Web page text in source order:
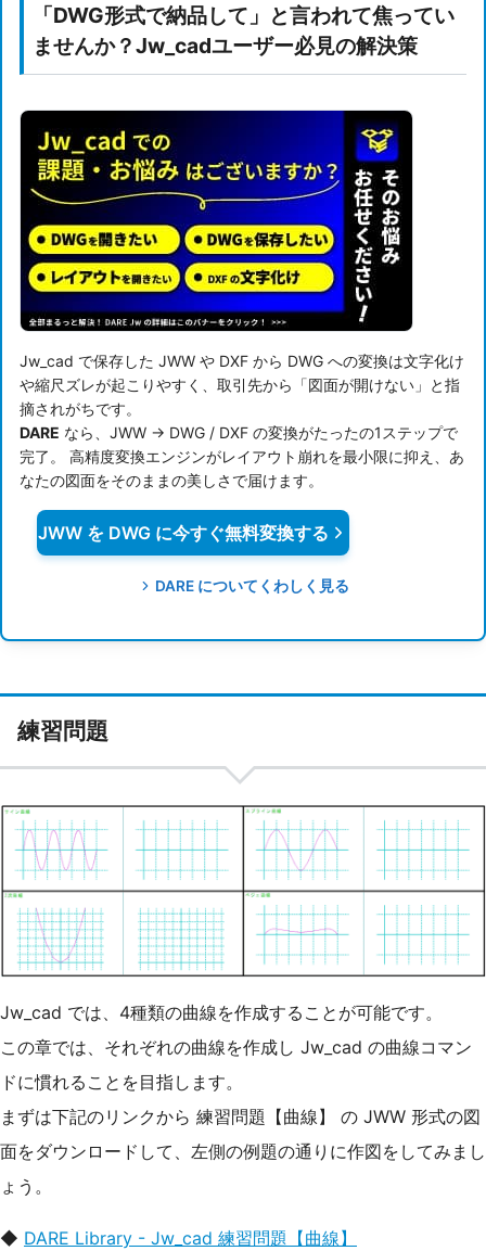
「DWG形式で納品して」と言われて焦ってい
ませんか？Jw_cadユーザー必見の解決策
Jw_cad で保存した JWW や DXF から DWG への変換は文字化け
や縮尺ズレが起こりやすく、取引先から「図面が開けない」と指
摘されがちです。
DARE なら、JWW → DWG / DXF の変換がたったの1ステップで
完了。 高精度変換エンジンがレイアウト崩れを最小限に抑え、あ
なたの図面をそのままの美しさで届けます。
JWW を DWG に今すぐ無料変換する
DARE についてくわしく見る
練習問題
Jw_cad では、4種類の曲線を作成することが可能です。
この章では、それぞれの曲線を作成し Jw_cad の曲線コマン
ドに慣れることを目指します。
まずは下記のリンクから 練習問題【曲線】 の JWW 形式の図
面をダウンロードして、左側の例題の通りに作図をしてみまし
ょう。
◆ DARE Library - Jw_cad 練習問題【曲線】